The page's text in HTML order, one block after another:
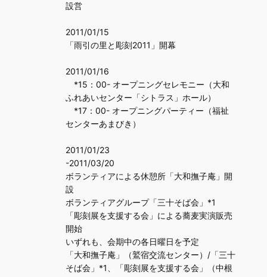
設営
2011/01/15
「雨引の里と彫刻2011」開幕
2011/01/16
*15：00- オープニングセレモニー（大和
ふれあいセンター「シトラス」ホール）
*17：00- オープニングパーティー（福祉
センターあまびき）
2011/01/23
-2011/03/20
ボランティアによる休憩所「大和撫子庵」開
設
ボランティアグループ「三十そば会」*1
「彫刻展を支援する会」による蕎麦実演販売
開始
いずれも、会期中の各日曜日を予定
「大和撫子庵」（鷲宿交流センター）/「三十
そば会」*1、「彫刻展を支援する会」（中根